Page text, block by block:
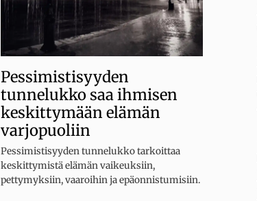
Pessimistisyyden
tunnelukko saa ihmisen
keskittymään elämän
varjopuoliin
Pessimistisyyden tunnelukko tarkoittaa
keskittymistä elämän vaikeuksiin,
pettymyksiin, vaaroihin ja epäonnistumisiin.